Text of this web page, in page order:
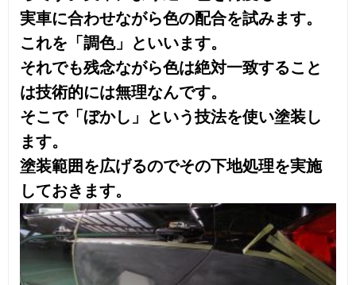
磨き作業の最終工程を経て全工程完了で
す。
ビフォア・アフターです。